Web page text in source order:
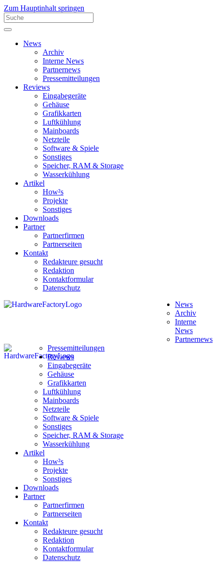
Zum Hauptinhalt springen
News
Archiv
Interne News
Partnernews
Pressemitteilungen
Reviews
Eingabegeräte
Gehäuse
Grafikkarten
Luftkühlung
Mainboards
Netzteile
Software & Spiele
Sonstiges
Speicher, RAM & Storage
Wasserkühlung
Artikel
How²s
Projekte
Sonstiges
Downloads
Partner
Partnerfirmen
Partnerseiten
Kontakt
Redakteure gesucht
Redaktion
Kontaktformular
Datenschutz
News
Archiv
Interne
News
Partnernews
Pressemitteilungen
Reviews
Eingabegeräte
Gehäuse
Grafikkarten
Luftkühlung
Mainboards
Netzteile
Software & Spiele
Sonstiges
Speicher, RAM & Storage
Wasserkühlung
Artikel
How²s
Projekte
Sonstiges
Downloads
Partner
Partnerfirmen
Partnerseiten
Kontakt
Redakteure gesucht
Redaktion
Kontaktformular
Datenschutz